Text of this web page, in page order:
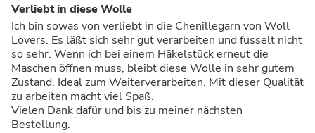
Verliebt in diese Wolle
Ich bin sowas von verliebt in die Chenillegarn von Woll
Lovers. Es läßt sich sehr gut verarbeiten und fusselt nicht
so sehr. Wenn ich bei einem Häkelstück erneut die
Maschen öffnen muss, bleibt diese Wolle in sehr gutem
Zustand. Ideal zum Weiterverarbeiten. Mit dieser Qualität
zu arbeiten macht viel Spaß.
Vielen Dank dafür und bis zu meiner nächsten
Bestellung.